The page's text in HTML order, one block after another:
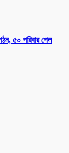
৫০ পরিবার পেল